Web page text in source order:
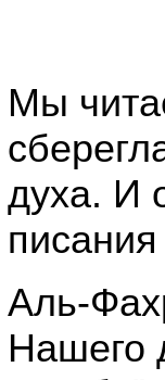
Мы
духа. И
Аль-
Нашего